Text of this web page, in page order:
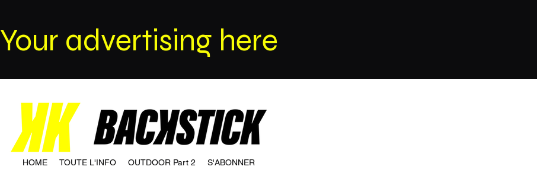
Your advertising here
HOME TOUTE L'INFO OUTDOOR Part 2 S'ABONNER